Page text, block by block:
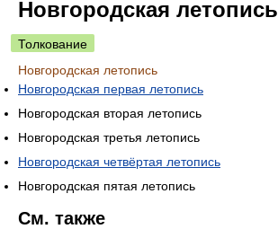
Новгородская летопись
Толкование
Новгородская летопись
Новгородская первая летопись
Новгородская вторая летопись
Новгородская третья летопись
Новгородская четвёртая летопись
Новгородская пятая летопись
См. также